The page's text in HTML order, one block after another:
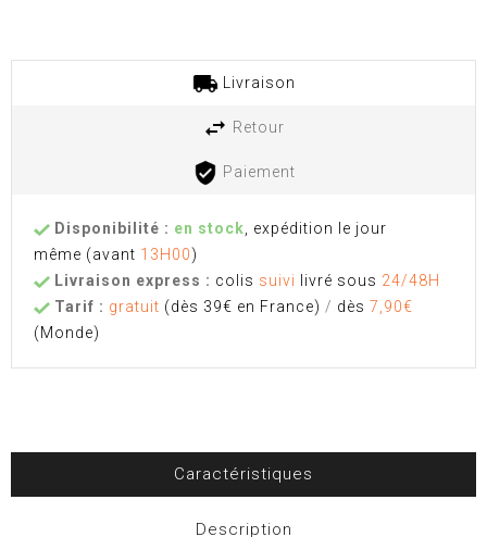
Livraison
Retour
Paiement
Disponibilité : en stock, expédition le jour
même (avant 13H00)
Livraison express : colis suivi livré sous 24/48H
Tarif : gratuit (dès 39€ en France) / dès 7,90€
(Monde)
Caractéristiques
Description